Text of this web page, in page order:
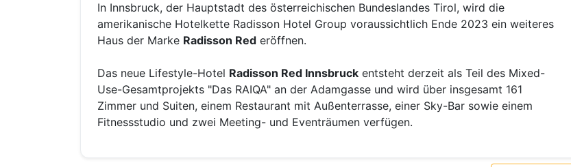
In Innsbruck, der Hauptstadt des österreichischen Bundeslandes Tirol, wird die
amerikanische Hotelkette Radisson Hotel Group voraussichtlich Ende 2023 ein weiteres
Haus der Marke Radisson Red eröffnen.
Das neue Lifestyle-Hotel Radisson Red Innsbruck entsteht derzeit als Teil des Mixed-
Use-Gesamtprojekts "Das RAIQA" an der Adamgasse und wird über insgesamt 161
Zimmer und Suiten, einem Restaurant mit Außenterrasse, einer Sky-Bar sowie einem
Fitnessstudio und zwei Meeting- und Eventräumen verfügen.